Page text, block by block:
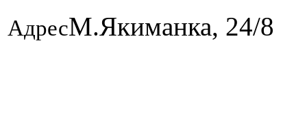
АдресМ.Якиманка, 24/8